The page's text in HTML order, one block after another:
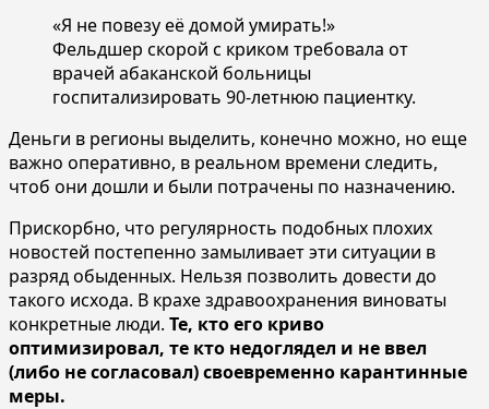
«Я не повезу её домой умирать!»
Фельдшер скорой с криком требовала от
врачей абаканской больницы
госпитализировать 90-летнюю пациентку.
Деньги в регионы выделить, конечно можно, но еще
важно оперативно, в реальном времени следить,
чтоб они дошли и были потрачены по назначению.
Прискорбно, что регулярность подобных плохих
новостей постепенно замыливает эти ситуации в
разряд обыденных. Нельзя позволить довести до
такого исхода. В крахе здравоохранения виноваты
конкретные люди. Те, кто его криво
оптимизировал, те кто недоглядел и не ввел
(либо не согласовал) своевременно карантинные
меры.